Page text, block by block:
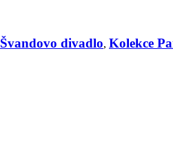
Švandovo divadlo, Kolekce